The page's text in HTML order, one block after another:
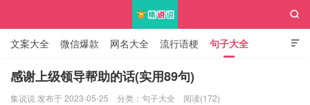

文案大全 微信爆款 网名大全 流行语梗 句子大全
知识大全

感谢上级领导帮助的话(实用89句)
集说说 发布于 2023-05-25 分类： 句子大全 阅读(172)